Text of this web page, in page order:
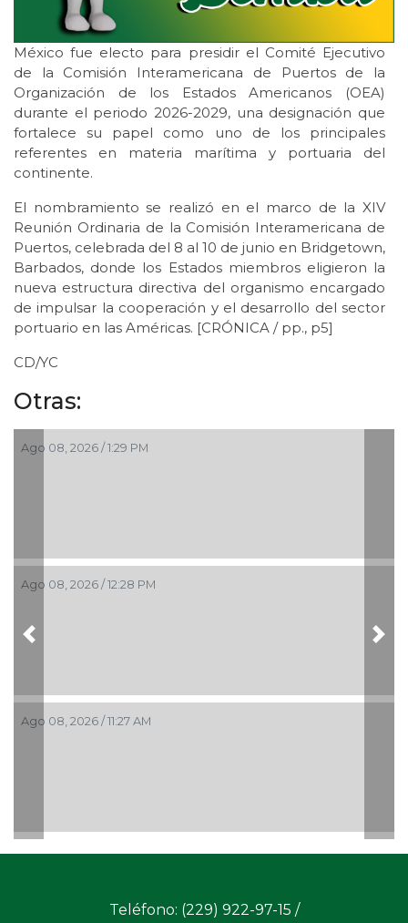
México fue electo para presidir el Comité Ejecutivo
de la Comisión Interamericana de Puertos de la
Organización de los Estados Americanos (OEA)
durante el periodo 2026-2029, una designación que
fortalece su papel como uno de los principales
referentes en materia marítima y portuaria del
continente.
El nombramiento se realizó en el marco de la XIV
Reunión Ordinaria de la Comisión Interamericana de
Puertos, celebrada del 8 al 10 de junio en Bridgetown,
Barbados, donde los Estados miembros eligieron la
nueva estructura directiva del organismo encargado
de impulsar la cooperación y el desarrollo del sector
portuario en las Américas. [CRÓNICA / pp., p5]
CD/YC
Otras:
Ago 08, 2026 / 1:29 PM
Ago 08, 2026 / 12:28 PM
Ago 08, 2026 / 11:27 AM
Previous
Teléfono: (229) 922-97-15 /